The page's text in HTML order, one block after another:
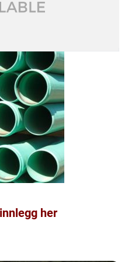
her